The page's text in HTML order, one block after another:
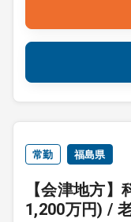
常勤 福島県
【会津地方
1,200万円) /